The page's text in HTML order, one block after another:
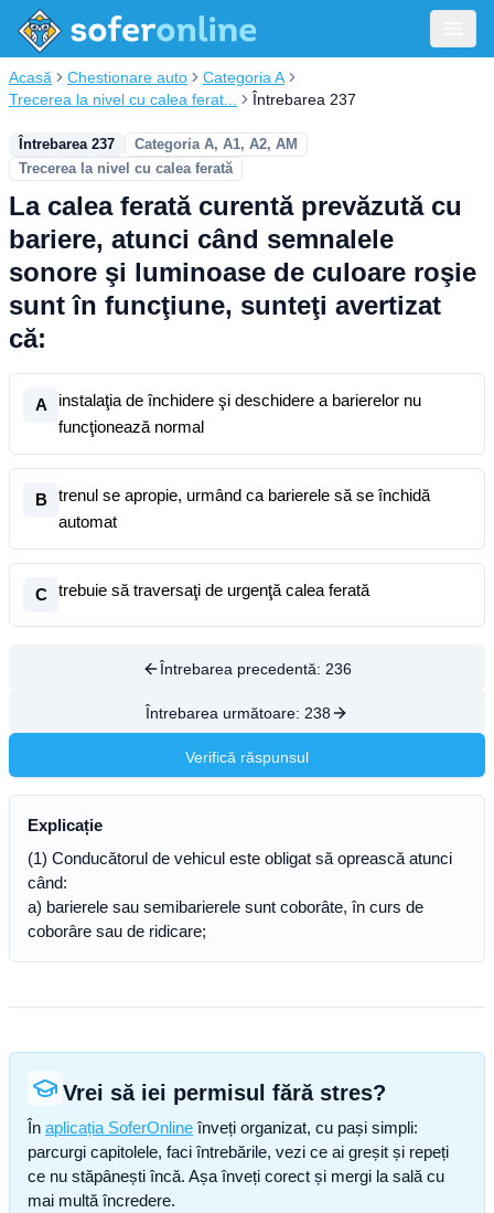
Acasă Chestionare auto
Categoria A
Trecerea la nivel cu calea ferat...
Întrebarea 237
Întrebarea 237
Categoria A, A1, A2, AM
Trecerea la nivel cu calea ferată
La calea ferată curentă prevăzută cu
bariere, atunci când semnalele
sonore şi luminoase de culoare roşie
sunt în funcţiune, sunteţi avertizat
că:
A
instalaţia de închidere şi deschidere a barierelor nu
funcţionează normal
B
trenul se apropie, urmând ca barierele să se închidă
automat
C trebuie să traversaţi de urgenţă calea ferată
Întrebarea precedentă: 236
Întrebarea următoare: 238
Verifică răspunsul
Explicație
(1) Conducătorul de vehicul este obligat să oprească atunci
când:
a) barierele sau semibarierele sunt coborâte, în curs de
coborâre sau de ridicare;
Vrei să iei permisul fără stres?
În aplicația SoferOnline înveți organizat, cu pași simpli:
parcurgi capitolele, faci întrebările, vezi ce ai greșit și repeți
ce nu stăpânești încă. Așa înveți corect și mergi la sală cu
mai multă încredere.